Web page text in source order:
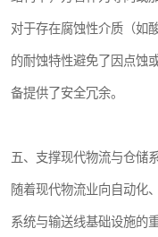
对于存在腐蚀性介质（如
的耐蚀特性避免了因点蚀
备提供了安全冗余。
五、支撑现代物流与仓储
随着现代物流业向自动化
系统与输送线基础设施的